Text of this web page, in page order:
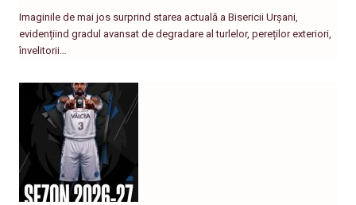
Imaginile de mai jos surprind starea actuală a Bisericii Urșani,
evidențiind gradul avansat de degradare al turlelor, pereților exteriori,
învelitorii…